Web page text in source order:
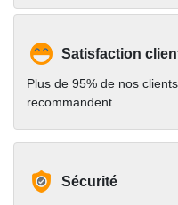
Satisfaction
Plus de 95% de nos
recommandent.
Sécurité